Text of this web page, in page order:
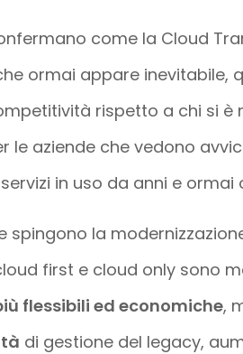
come la Cloud
ormai appare inevitabile,
rispetto a chi si è
le aziende che vedono
in uso da anni e ormai
spingono la
first e cloud only sono
flessibili ed economiche,
di gestione del legacy,